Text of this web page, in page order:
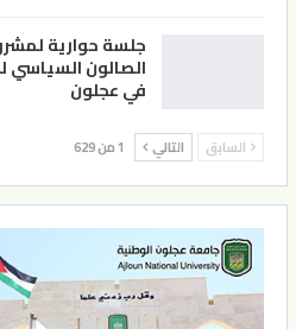
جلسة حوارية
الصالون السياسي
في عجلون
السابق التالي 1 من 629